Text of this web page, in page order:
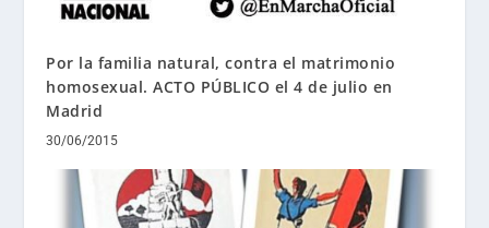
Por la familia natural, contra el matrimonio
homosexual. ACTO PÚBLICO el 4 de julio en
Madrid
30/06/2015